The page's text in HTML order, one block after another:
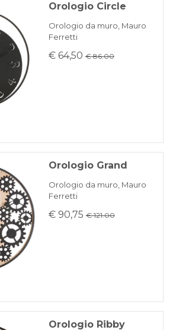
Orologio Circle
Orologio da muro, Mauro
Ferretti
€ 64,50 € 86.00
Orologio Grand
Orologio da muro, Mauro
Ferretti
€ 90,75 € 121.00
Orologio Ribby